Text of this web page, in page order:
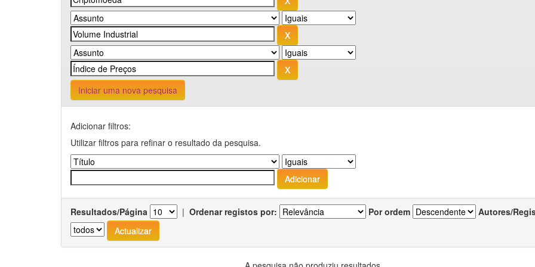
Iniciar uma nova pesquisa
Adicionar filtros:
Utilizar filtros para refinar o resultado da pesquisa.
Resultados/Página | Ordenar registos por: Por ordem Autores/